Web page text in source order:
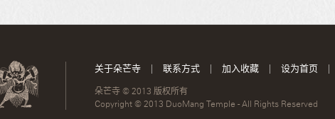
关于朵芒寺 | 联系方式 | 加入收藏 | 设为首页 |
朵芒寺 © 2013 版权所有
Copyright © 2013 DuoMang Temple - All Rights Reserved